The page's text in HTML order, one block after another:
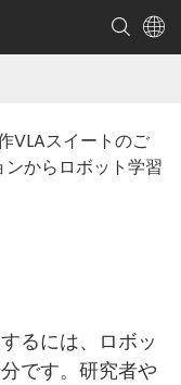
VLAスイートのご
からロボット学習
るには、ロボッ
です。研究者や